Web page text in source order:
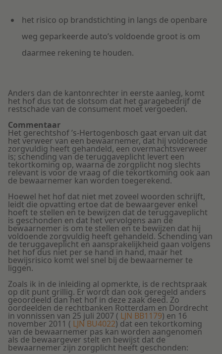
het risico op brandstichting in langs de openbare
weg geparkeerde auto’s voldoende groot is om
daarmee rekening te houden.
Anders dan de kantonrechter in eerste aanleg, komt
het hof dus tot de slotsom dat het garagebedrijf de
restschade van de consument moet vergoeden.
Commentaar
Het gerechtshof ’s-Hertogenbosch gaat ervan uit dat
het verweer van een bewaarnemer, dat hij voldoende
zorgvuldig heeft gehandeld, een overmachtsverweer
is; schending van de teruggaveplicht levert een
tekortkoming op, waarna de zorgplicht nog slechts
relevant is voor de vraag of die tekortkoming ook aan
de bewaarnemer kan worden toegerekend.
Hoewel het hof dat niet met zoveel woorden schrijft,
leidt die opvatting ertoe dat de bewaargever enkel
hoeft te stellen en te bewijzen dat de teruggaveplicht
is geschonden en dat het vervolgens aan de
bewaarnemer is om te stellen en te bewijzen dat hij
voldoende zorgvuldig heeft gehandeld. Schending van
de teruggaveplicht en aansprakelijkheid gaan volgens
het hof dus niet per se hand in hand, maar het
bewijsrisico komt wel snel bij de bewaarnemer te
liggen.
Zoals ik in de inleiding al opmerkte, is de rechtspraak
op dit punt grillig. Er wordt dan ook geregeld anders
geoordeeld dan het hof in deze zaak deed. Zo
oordeelden de rechtbanken Rotterdam en Dordrecht
in vonnissen van 25 juli 2007 ( LJN BB1179) en 16
november 2011 ( LJN BU4022) dat een tekortkoming
van de bewaarnemer pas kan worden aangenomen
als de bewaargever stelt en bewijst dat de
bewaarnemer zijn zorgplicht heeft geschonden: